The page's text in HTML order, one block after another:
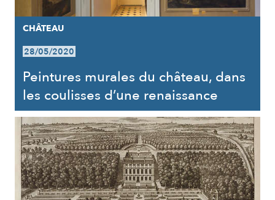
CHÂTEAU
28/05/2020
Peintures murales du château, dans
les coulisses d’une renaissance